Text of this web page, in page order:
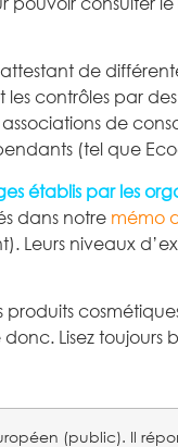
de
contrôles par
de
(tel que
établis par les
dans notre mémo
Leurs niveaux
Lisez toujours
(public). Il